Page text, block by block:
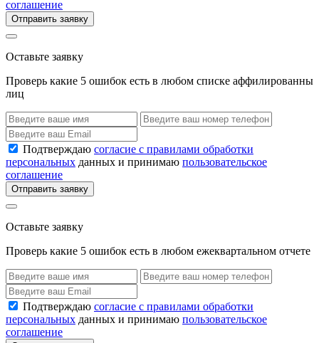
соглашение
Отправить заявку
Оставьте заявку
Проверь какие 5 ошибок есть в любом списке аффилированны
лиц
Подтверждаю согласие с правилами обработки
персональных данных и принимаю пользовательское
соглашение
Отправить заявку
Оставьте заявку
Проверь какие 5 ошибок есть в любом ежеквартальном отчете
Подтверждаю согласие с правилами обработки
персональных данных и принимаю пользовательское
соглашение